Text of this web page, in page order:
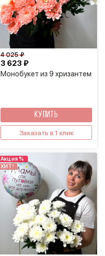
Монобукет из 9 хризантем
3 623 ₽
4 025 ₽
КУПИТЬ
Заказать в 1 клик
Акция %
ХИТ!